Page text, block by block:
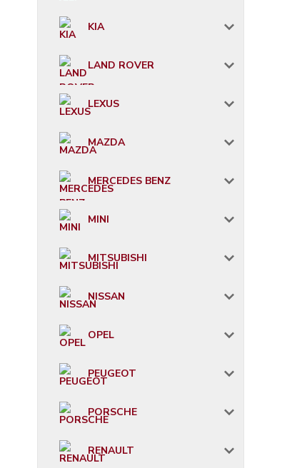
KIA
LAND ROVER
LEXUS
MAZDA
MERCEDES BENZ
MINI
MITSUBISHI
NISSAN
OPEL
PEUGEOT
PORSCHE
RENAULT